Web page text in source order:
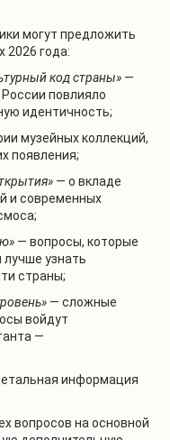
могут предложить
2026 года:
код страны» —
повлияло
идентичность;
музейных коллекций,
появления;
— о вкладе
и современных
— вопросы, которые
узнать
страны;
— сложные
войдут
—
информация
вопросов на основной